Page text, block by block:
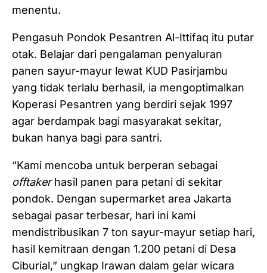
menentu.
Pengasuh Pondok Pesantren Al-Ittifaq itu putar
otak. Belajar dari pengalaman penyaluran
panen sayur-mayur lewat KUD Pasirjambu
yang tidak terlalu berhasil, ia mengoptimalkan
Koperasi Pesantren yang berdiri sejak 1997
agar berdampak bagi masyarakat sekitar,
bukan hanya bagi para santri.
“Kami mencoba untuk berperan sebagai
offtakerhasil panen para petani di sekitar
pondok. Dengan supermarket area Jakarta
sebagai pasar terbesar, hari ini kami
mendistribusikan 7 ton sayur-mayur setiap hari,
hasil kemitraan dengan 1.200 petani di Desa
Ciburial,” ungkap Irawan dalam gelar wicara